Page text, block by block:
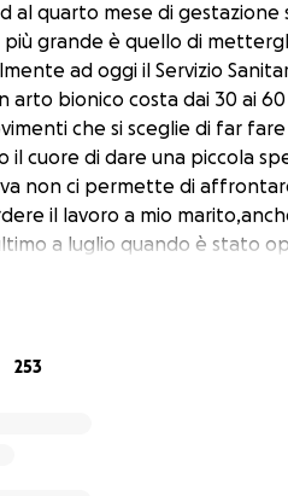
al quarto mese di gestazione
più grande è quello di
ad oggi il Servizio
arto bionico costa dai 30 ai
che si sceglie di far
il cuore di dare una piccola
non ci permette di
il lavoro a mio
a luglio quando è stato
che vinceremo grazie
⭕️POSTEPAY
253